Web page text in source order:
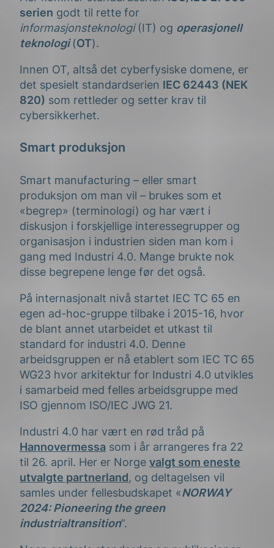
serien godt til rette for
informasjonsteknologi(IT) og operasjonell
teknologi (OT).
Innen OT, altså det cyberfysiske domene, er
det spesielt standardserien IEC 62443 (NEK
820) som rettleder og setter krav til
cybersikkerhet.
Smart produksjon
Smart manufacturing – eller smart
produksjon om man vil – brukes som et
«begrep» (terminologi) og har vært i
diskusjon i forskjellige interessegrupper og
organisasjon i industrien siden man kom i
gang med Industri 4.0. Mange brukte nok
disse begrepene lenge før det også.
På internasjonalt nivå startet IEC TC 65 en
egen ad-hoc-gruppe tilbake i 2015-16, hvor
de blant annet utarbeidet et utkast til
standard for industri 4.0. Denne
arbeidsgruppen er nå etablert som IEC TC 65
WG23 hvor arkitektur for Industri 4.0 utvikles
i samarbeid med felles arbeidsgruppe med
ISO gjennom ISO/IEC JWG 21.
Industri 4.0 har vært en rød tråd på
Hannovermessa som i år arrangeres fra 22
til 26. april. Her er Norge valgt som eneste
utvalgte partnerland, og deltagelsen vil
samles under fellesbudskapet «NORWAY
2024: Pioneering the green
industrialtransition”.